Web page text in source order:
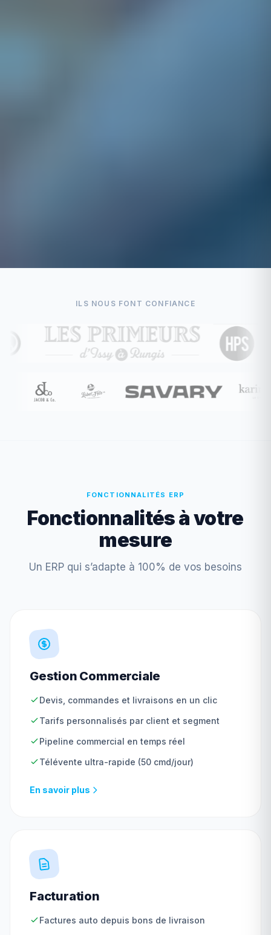
ILS NOUS FONT CONFIANCE
FONCTIONNALITÉS ERP
Fonctionnalités à votre
mesure
Un ERP qui s’adapte à 100% de vos besoins
Gestion Commerciale
Devis, commandes et livraisons en un clic
Tarifs personnalisés par client et segment
Pipeline commercial en temps réel
Télévente ultra-rapide (50 cmd/jour)
En savoir plus
Facturation
Factures auto depuis bons de livraison